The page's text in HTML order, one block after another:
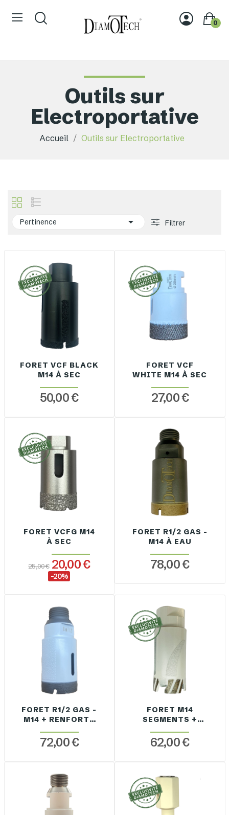
0
Outils sur
Electroportative
Accueil Outils sur Electroportative
Pertinence  Filtrer
FORET VCF BLACK
M14 À SEC
50,00 €
FORET VCF
WHITE M14 À SEC
27,00 €
FORET VCFG M14
À SEC
25,00 € 20,00 €
-20%
FORET R1/2 GAS -
M14 À EAU
78,00 €
FORET R1/2 GAS -
M14 + RENFORTS
72,00 €
FORET M14
SEGMENTS +
SEC
62,00 €